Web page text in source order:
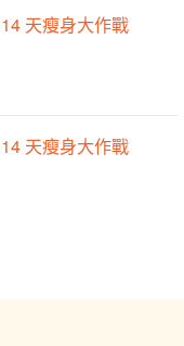
天瘦身大作戰
天瘦身大作戰